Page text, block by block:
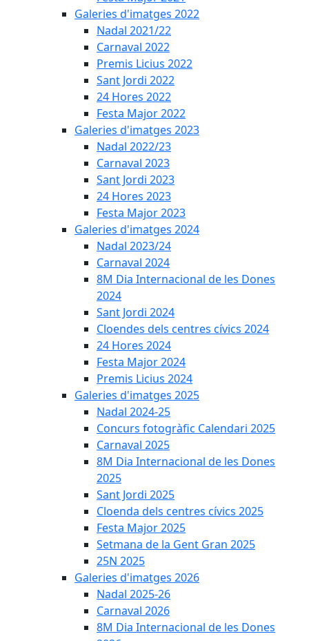
Galeries d'imatges 2022
Nadal 2021/22
Carnaval 2022
Premis Licius 2022
Sant Jordi 2022
24 Hores 2022
Festa Major 2022
Galeries d'imatges 2023
Nadal 2022/23
Carnaval 2023
Sant Jordi 2023
24 Hores 2023
Festa Major 2023
Galeries d'imatges 2024
Nadal 2023/24
Carnaval 2024
8M Dia Internacional de les Dones
2024
Sant Jordi 2024
Cloendes dels centres cívics 2024
24 Hores 2024
Festa Major 2024
Premis Licius 2024
Galeries d'imatges 2025
Nadal 2024-25
Concurs fotogràfic Calendari 2025
Carnaval 2025
8M Dia Internacional de les Dones
2025
Sant Jordi 2025
Cloenda dels centres cívics 2025
Festa Major 2025
Setmana de la Gent Gran 2025
25N 2025
Galeries d'imatges 2026
Nadal 2025-26
Carnaval 2026
8M Dia Internacional de les Dones